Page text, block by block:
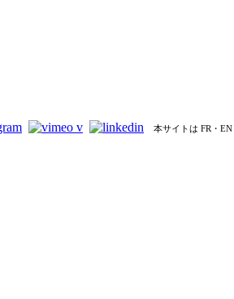
本サイトは FR・EN